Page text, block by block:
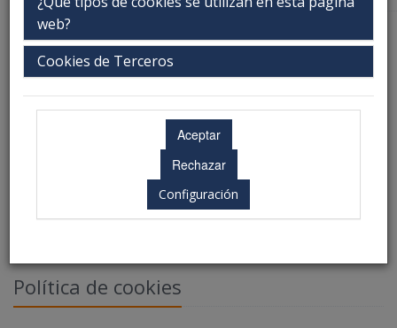
web?
Cookies de Terceros
Configuración
Política de cookies